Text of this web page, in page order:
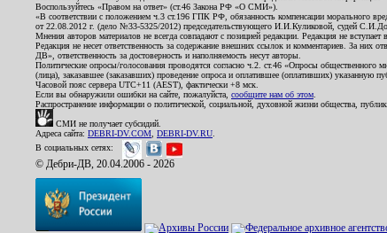
Воспользуйтесь «Правом на ответ» (ст.46 Закона РФ «О СМИ»).
«В соответствии с положением ч.3 ст.196 ГПК РФ, обязанность компенсации морального
от 22.08.2012 г. (дело №33-5325/2012) председательствующего И.И.Куликовой, судей
Мнения авторов материалов не всегда совпадают с позицией редакции. Редакция не вступает
Редакция не несет ответственность за содержание внешних ссылок и комментариев. За
ДВ», ответственность за достоверность и наполняемость несут авторы.
Политические опросы/голосования проводятся согласно ч.2. ст.46 «Опросы
(лица), заказавшее (заказавших) проведение опроса и оплатившее (оплативших) указанную
Часовой пояс сервера UTC+11 (AEST), фактически +8 мск.
Если вы обнаружили ошибки на сайте, пожалуйста, сообщите нам об этом
Распространение информации о политической, социальной, духовной жизни общества,
СМИ не получает субсидий.
Адреса сайта: DEBRI-DV.COM DEBRI-DV.RU
В социальных сетях:
© Дебри-ДВ, 20.04.2006 - 2026